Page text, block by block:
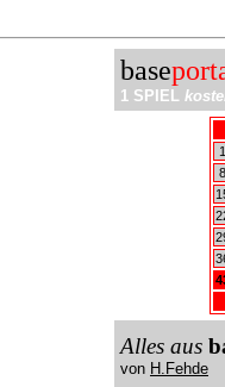
base
1 SPIEL
1
8
Alles aus
von H.Fehde